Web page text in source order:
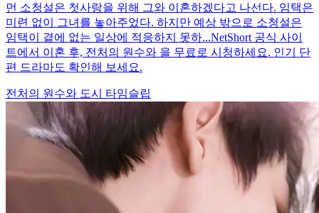
먼 소청설은 첫사랑을 위해 그와 이혼하겠다고 나선다. 임택은
미련 없이 그녀를 놓아주었다. 하지만 예상 밖으로 소청설은
임택이 곁에 없는 일상에 적응하지 못하...NetShort 공식 사이
트에서 이혼 후, 전처의 원수와 을 무료로 시청하세요. 인기 단
편 드라마도 확인해 보세요.
전처의 원수와 도시 타임슬립